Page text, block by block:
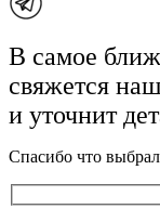
В самое
свяжется
и уточнит
Спасибо что